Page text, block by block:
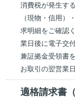
消費税が発生す
（現物・信用）
求明細をご確認
業日後に電子交
兼証拠金受領書
お取引の翌営業
適格請求書